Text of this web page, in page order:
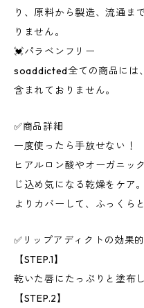
り、原料から製造、流通ま
りません。
💓パラベンフリー
soaddicted全ての商品には
含まれておりません。
✅商品詳細
一度使ったら手放せない！
ヒアルロン酸やオーガニッ
じ込め気になる乾燥をケア
よりカバーして、ふっくら
✅リップアディクトの効果
【STEP.1】
乾いた唇にたっぷりと塗布
【STEP.2】